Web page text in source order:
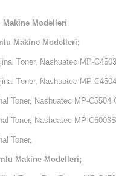
Makine Modelleri
Makine Modelleri;
Toner, Nashuatec MP-
Toner, Nashuatec MP-
Toner, Nashuatec MP-
Toner, Nashuatec MP-
Toner,
Makine Modelleri;